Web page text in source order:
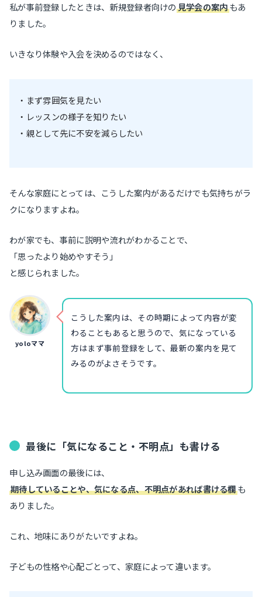
私が事前登録したときは、新規登録者向けの見学会の案内もあ
りました。
いきなり体験や入会を決めるのではなく、
・まず雰囲気を見たい
・レッスンの様子を知りたい
・親として先に不安を減らしたい
そんな家庭にとっては、こうした案内があるだけでも気持ちがラ
クになりますよね。
わが家でも、事前に説明や流れがわかることで、
「思ったより始めやすそう」
と感じられました。
yoloママ
こうした案内は、その時期によって内容が変
わることもあると思うので、気になっている
方はまず事前登録をして、最新の案内を見て
みるのがよさそうです。
最後に「気になること・不明点」も書ける
申し込み画面の最後には、
期待していることや、気になる点、不明点があれば書ける欄も
ありました。
これ、地味にありがたいですよね。
子どもの性格や心配ごとって、家庭によって違います。